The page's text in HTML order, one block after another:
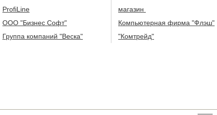
ProfiLine
ООО "Бизнес Софт"
Группа компаний "Веска"
магазин
Компьютерная фирма "Флэш"
"Комтрейд"